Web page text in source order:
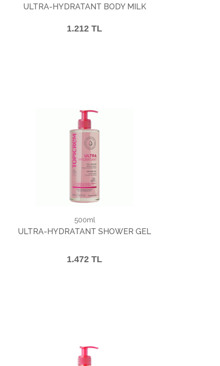
ULTRA-HYDRATANT BODY MILK
1.212 TL
500ml
ULTRA-HYDRATANT SHOWER GEL
1.472 TL